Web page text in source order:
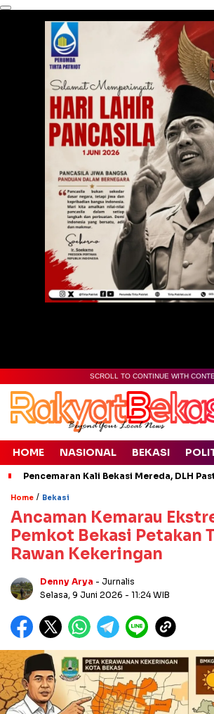
SCROLL TO CONTINUE WITH
HOME NASIONAL BEKASI
Pencemaran Kali Bekasi Mereda, DLH
Home / Bekasi
Ancaman Kemarau
Pemkot Bekasi Petakan
Rawan Kekeringan
Denny Arya - Jurnalis
Selasa, 9 Juni 2026 - 11:24 WIB